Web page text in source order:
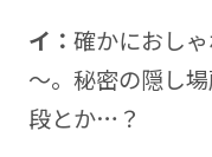
イ： 確かにおし
～。秘密の隠し
段とか…？